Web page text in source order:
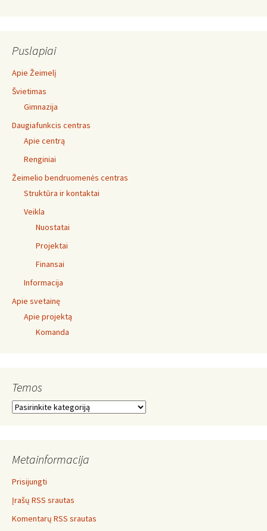
Puslapiai
Apie Žeimelį
Švietimas
Gimnazija
Daugiafunkcis centras
Apie centrą
Renginiai
Žeimelio bendruomenės centras
Struktūra ir kontaktai
Veikla
Nuostatai
Projektai
Finansai
Informacija
Apie svetainę
Apie projektą
Komanda
Temos
Temos
Metainformacija
Prisijungti
Įrašų RSS srautas
Komentarų RSS srautas